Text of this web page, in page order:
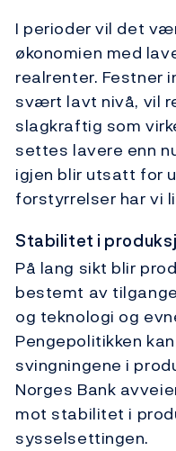
I perioder vil det
økonomien med
realrenter. Festner
svært lavt nivå, vil
slagkraftig som
settes lavere enn
igjen blir utsatt for
forstyrrelser har vi
Stabilitet i
På lang sikt blir
bestemt av
og teknologi og
Pengepolitikken
svingningene i
Norges Bank
mot stabilitet i
sysselsettingen.